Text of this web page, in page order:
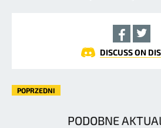
DISCUSS ON
POPRZEDNI
PODOBNE